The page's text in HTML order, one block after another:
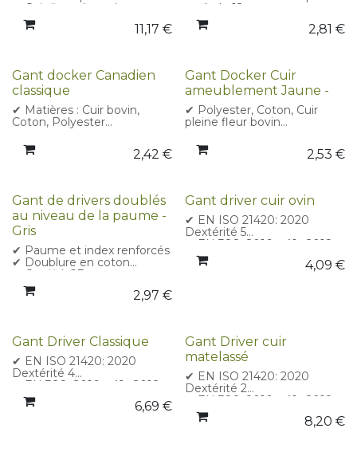
✔ Cuir fleur de vachette
11,17 €
pack de 12
✔ EN388 2016 3123X
✔ XL uniquement
2,81 €
Gant docker Canadien
classique
✔ Matières : Cuir bovin,
Coton, Polyester
Dextérité 4
✔ EN 388: 2016 + A1 : 2018
2,42 €
Gant Docker Cuir
ameublement Jaune -
✔ Polyester, Coton, Cuir
pleine fleur bovin
Dextérité 5
✔ EN 388: 2016 + A1 : 2018
2,53 €
Gant de drivers doublés
au niveau de la paume -
Gris
✔ Paume et index renforcés
✔ Doublure en coton
✔ Certifié CE
✔ EN ISO 21420:2020
(dextérité)
✔ EN 407:2020 (résistance
thermique)
2,97 €
Gant driver cuir ovin
✔ EN ISO 21420: 2020
Dextérité 5
✔ EN 388: 2016 + A1 : 2018
2132X
✔ Matière : Cuir pleine fleur
4,09 €
Gant Driver Classique
✔ EN ISO 21420: 2020
Dextérité 4
✔ EN 388: 2016 + A1 : 2018
3142X
✔ Matières : Cuir, pleine fleur
6,69 €
Gant Driver cuir
matelassé
✔ EN ISO 21420: 2020
Dextérité 2
✔ EN 388: 2016 + A1 : 2018
3142X
✔ EN 511: 2006 22X
8,20 €